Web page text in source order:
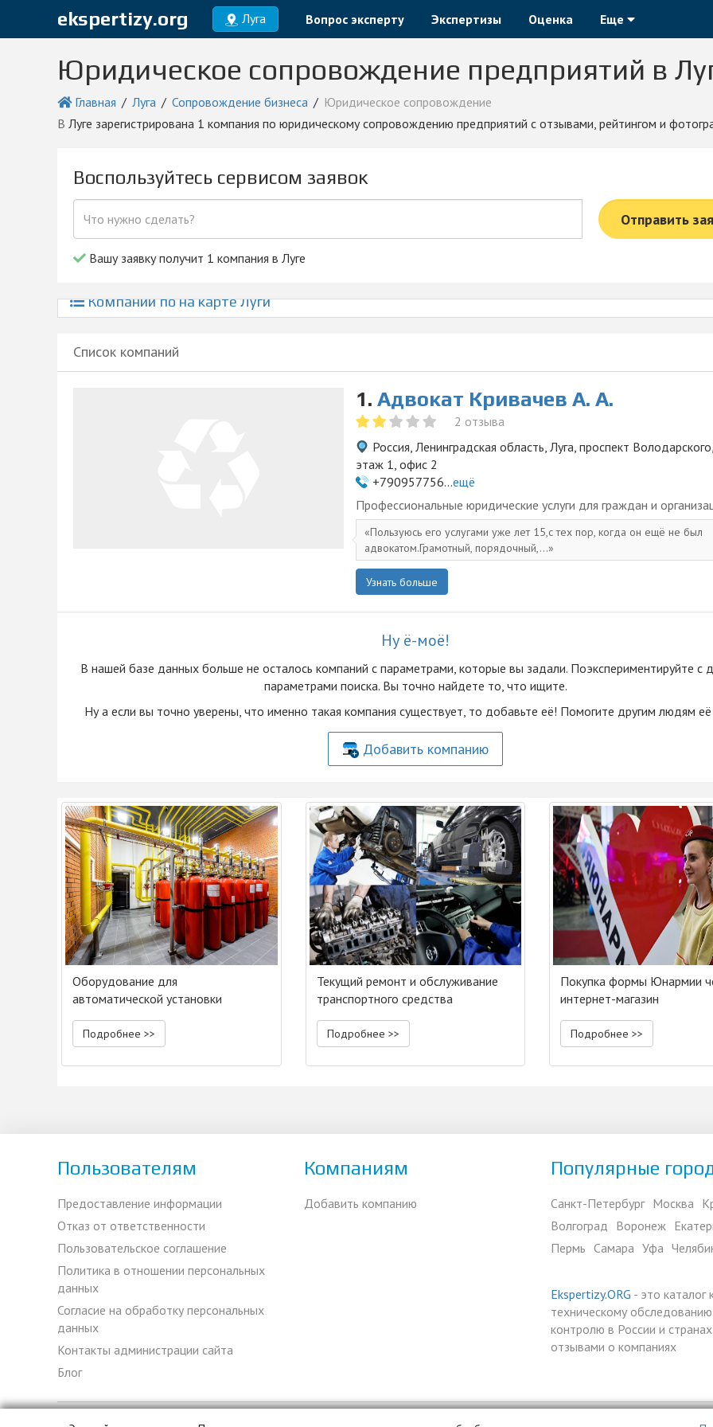
ekspertizy.org Луга Вопрос эксперту Экспертизы Оценка Еще
Юридическое сопровождение предприятий в
Главная Луга Сопровождение бизнеса
Юридическое сопровождение
в Луге зарегистрирована 1 компания по юридическому сопровождению предприятий с отзывами, рейтингом и
Воспользуйтесь сервисом заявок
Отправить
Вашу заявку получит 1 компания в Луге
Компании по на карте Луги
Список компаний
1. Адвокат Кривачев А. А.
2 отзыва
Россия, Ленинградская область, Луга, проспект
этаж 1, офис 2
+790957756...ещё
Профессиональные юридические услуги для граждан и
Пользуюсь его услугами уже лет 15,с тех пор, когда он ещё не был
адвокатом.Грамотный, порядочный,...
Узнать больше
Ну ё-моё!
В нашей базе данных больше не осталоcь компаний с параметрами, которые вы задали. Поэкспериментируйте с
параметрами поиска. Вы точно найдете то, что ищите.
Ну а если вы точно уверены, что именно такая компания существует, то добавьте её! Помогите другим людям
Добавить компанию
Оборудование для
автоматической установки
газового пожаротушения
Подробнее >>
Текущий ремонт и обслуживание
транспортного средства
Подробнее >>
Покупка формы Юнармии
интернет-магазин
Подробнее >>
Пользователям
Предоставление информации
Отказ от ответственности
Пользовательское соглашение
Политика в отношении персональных
данных
Согласие на обработку персональных
данных
Контакты администрации сайта
Блог
Компаниям
Добавить компанию
Популярные
Санкт-Петербург Москва
Волгоград Воронеж
Пермь Самара Уфа
Ekspertizy.ORG - это каталог
техническому
контролю в России и
отзывами о компаниях